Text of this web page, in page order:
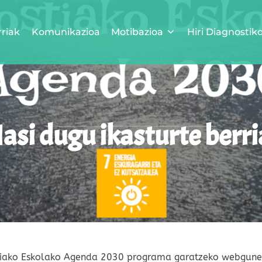
Komunikazioa Motibazioa Hiri
dugu ikasturte
Eskolako Agenda 2030 programa garatzeko